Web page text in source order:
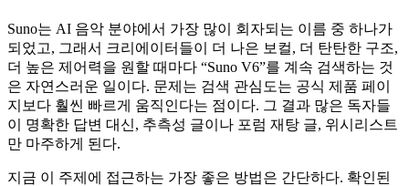
Suno는 AI 음악 분야에서 가장 많이 회자되는 이름 중 하나가
되었고, 그래서 크리에이터들이 더 나은 보컬, 더 탄탄한 구조,
더 높은 제어력을 원할 때마다 “Suno V6”를 계속 검색하는 것
은 자연스러운 일이다. 문제는 검색 관심도는 공식 제품 페이
지보다 훨씬 빠르게 움직인다는 점이다. 그 결과 많은 독자들
이 명확한 답변 대신, 추측성 글이나 포럼 재탕 글, 위시리스트
만 마주하게 된다.
지금 이 주제에 접근하는 가장 좋은 방법은 간단하다. 확인된